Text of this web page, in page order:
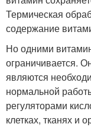
Термическая
содержание
Но одними
ограничивается.
являются
нормальной
регуляторами
клетках, тканях и